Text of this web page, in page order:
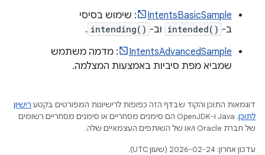
IntentsBasicSample
: שימוש בסיסי
ב- intended() וב- intending()
.
IntentsAdvancedSample
: מדמה משתמש
שמביא מפת סיביות באמצעות המצלמה.
דוגמאות התוכן והקוד שבדף הזה כפופות לרישיונות המפורטים בקטע רישיון
לתוכן
.‏ Java ו-OpenJDK הם סימנים מסחריים או סימנים מסחריים רשומים
של חברת Oracle ו/או של השותפים העצמאיים שלה.
עדכון אחרון: 2026-02-24 (שעון UTC).